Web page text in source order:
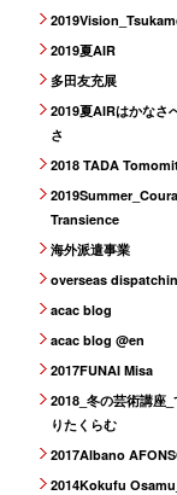
2019夏AIR
多田友充展
2019夏AIRはかなさ
さ
2018 TADA
Transience
海外派遣事業
overseas
acac blog
acac blog @en
2017FUNAI Misa
2018_冬の芸術講座_
りたくらむ
2017Albano
2014Kokufu